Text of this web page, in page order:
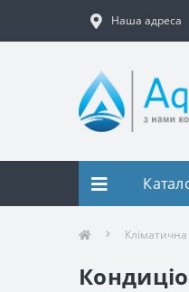
Наша адреса
Кліматична